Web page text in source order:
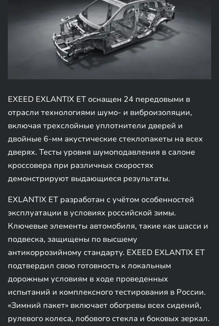
EXEED EXLANTIX ET оснащен 24 передовыми в
отрасли технологиями шумо- и виброизоляции,
включая трехслойные уплотнители дверей и
двойные 6-мм акустические стеклопакеты на всех
дверях. Тесты уровня шумоподавления в салоне
кроссовера при различных скоростях
демонстрируют выдающиеся результаты.
EXLANTIX ET разработан с учётом особенностей
эксплуатации в условиях российской зимы.
Ключевые элементы автомобиля, такие как шасси и
подвеска, защищены по высшему
антикоррозийному стандарту. EXEED EXLANTIX ET
подтвердил свою готовность к локальным
дорожным условиям в ходе проведенных
испытаний и комплексного тестирования в России.
«Зимний пакет» включает обогревы всех сидений,
рулевого колеса, лобового стекла и боковых зеркал.